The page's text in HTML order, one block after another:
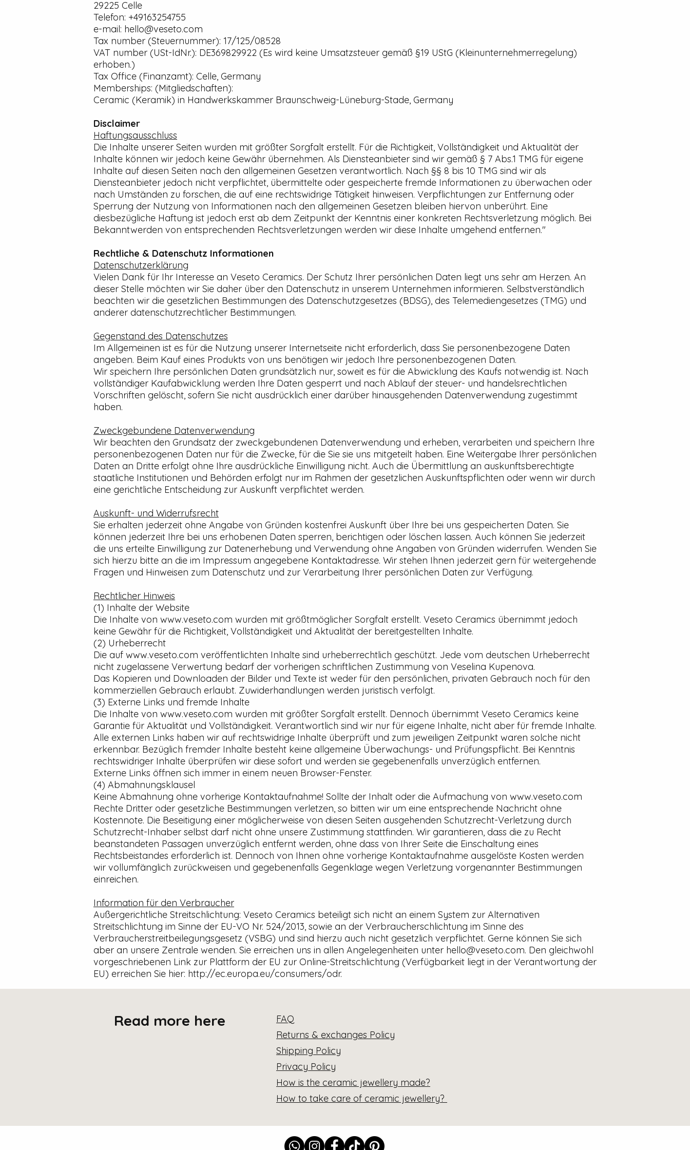
29225 Celle
Telefon: +49163254755
e-mail: hello@veseto.com
Tax number (Steuernummer): 17/125/08528
VAT number (USt-IdNr.): DE369829922 (Es wird keine Umsatzsteuer gemäß §19 UStG (Kleinunternehmerregelung)
erhoben.)
Tax Office (Finanzamt): Celle, Germany
Memberships: (Mitgliedschaften):
Ceramic (Keramik) in Handwerkskammer Braunschweig-Lüneburg-Stade, Germany
Disclaimer
Haftungsausschluss
Die Inhalte unserer Seiten wurden mit größter Sorgfalt erstellt. Für die Richtigkeit, Vollständigkeit und Aktualität der
Inhalte können wir jedoch keine Gewähr übernehmen. Als Diensteanbieter sind wir gemäß § 7 Abs.1 TMG für eigene
Inhalte auf diesen Seiten nach den allgemeinen Gesetzen verantwortlich. Nach §§ 8 bis 10 TMG sind wir als
Diensteanbieter jedoch nicht verpflichtet, übermittelte oder gespeicherte fremde Informationen zu überwachen oder
nach Umständen zu forschen, die auf eine rechtswidrige Tätigkeit hinweisen. Verpflichtungen zur Entfernung oder
Sperrung der Nutzung von Informationen nach den allgemeinen Gesetzen bleiben hiervon unberührt. Eine
diesbezügliche Haftung ist jedoch erst ab dem Zeitpunkt der Kenntnis einer konkreten Rechtsverletzung möglich. Bei
Bekanntwerden von entsprechenden Rechtsverletzungen werden wir diese Inhalte umgehend entfernen."
Rechtliche & Datenschutz Informationen
Datenschutzerklärung
Vielen Dank für Ihr Interesse an Veseto Ceramics. Der Schutz Ihrer persönlichen Daten liegt uns sehr am Herzen. An
dieser Stelle möchten wir Sie daher über den Datenschutz in unserem Unternehmen informieren. Selbstverständlich
beachten wir die gesetzlichen Bestimmungen des Datenschutzgesetzes (BDSG), des Telemediengesetzes (TMG) und
anderer datenschutzrechtlicher Bestimmungen.
Gegenstand des Datenschutzes
Im Allgemeinen ist es für die Nutzung unserer Internetseite nicht erforderlich, dass Sie personenbezogene Daten
angeben. Beim Kauf eines Produkts von uns benötigen wir jedoch Ihre personenbezogenen Daten.
Wir speichern Ihre persönlichen Daten grundsätzlich nur, soweit es für die Abwicklung des Kaufs notwendig ist. Nach
vollständiger Kaufabwicklung werden Ihre Daten gesperrt und nach Ablauf der steuer- und handelsrechtlichen
Vorschriften gelöscht, sofern Sie nicht ausdrücklich einer darüber hinausgehenden Datenverwendung zugestimmt
haben.
Zweckgebundene Datenverwendung
Wir beachten den Grundsatz der zweckgebundenen Datenverwendung und erheben, verarbeiten und speichern Ihre
personenbezogenen Daten nur für die Zwecke, für die Sie sie uns mitgeteilt haben. Eine Weitergabe Ihrer persönlichen
Daten an Dritte erfolgt ohne Ihre ausdrückliche Einwilligung nicht. Auch die Übermittlung an auskunftsberechtigte
staatliche Institutionen und Behörden erfolgt nur im Rahmen der gesetzlichen Auskunftspflichten oder wenn wir durch
eine gerichtliche Entscheidung zur Auskunft verpflichtet werden.
Auskunft- und Widerrufsrecht
Sie erhalten jederzeit ohne Angabe von Gründen kostenfrei Auskunft über Ihre bei uns gespeicherten Daten. Sie
können jederzeit Ihre bei uns erhobenen Daten sperren, berichtigen oder löschen lassen. Auch können Sie jederzeit
die uns erteilte Einwilligung zur Datenerhebung und Verwendung ohne Angaben von Gründen widerrufen. Wenden Sie
sich hierzu bitte an die im Impressum angegebene Kontaktadresse. Wir stehen Ihnen jederzeit gern für weitergehende
Fragen und Hinweisen zum Datenschutz und zur Verarbeitung Ihrer persönlichen Daten zur Verfügung.
Rechtlicher Hinweis
(1) Inhalte der Website
Die Inhalte von www.veseto.com wurden mit größtmöglicher Sorgfalt erstellt. Veseto Ceramics übernimmt jedoch
keine Gewähr für die Richtigkeit, Vollständigkeit und Aktualität der bereitgestellten Inhalte.
(2) Urheberrecht
Die auf www.veseto.com veröffentlichten Inhalte sind urheberrechtlich geschützt. Jede vom deutschen Urheberrecht
nicht zugelassene Verwertung bedarf der vorherigen schriftlichen Zustimmung von Veselina Kupenova.
Das Kopieren und Downloaden der Bilder und Texte ist weder für den persönlichen, privaten Gebrauch noch für den
kommerziellen Gebrauch erlaubt. Zuwiderhandlungen werden juristisch verfolgt.
(3) Externe Links und fremde Inhalte
Die Inhalte von www.veseto.com wurden mit größter Sorgfalt erstellt. Dennoch übernimmt Veseto Ceramics keine
Garantie für Aktualität und Vollständigkeit. Verantwortlich sind wir nur für eigene Inhalte, nicht aber für fremde Inhalte.
Alle externen Links haben wir auf rechtswidrige Inhalte überprüft und zum jeweiligen Zeitpunkt waren solche nicht
erkennbar. Bezüglich fremder Inhalte besteht keine allgemeine Überwachungs- und Prüfungspflicht. Bei Kenntnis
rechtswidriger Inhalte überprüfen wir diese sofort und werden sie gegebenenfalls unverzüglich entfernen.
Externe Links öffnen sich immer in einem neuen Browser-Fenster.
(4) Abmahnungsklausel
Keine Abmahnung ohne vorherige Kontaktaufnahme! Sollte der Inhalt oder die Aufmachung von www.veseto.com
Rechte Dritter oder gesetzliche Bestimmungen verletzen, so bitten wir um eine entsprechende Nachricht ohne
Kostennote. Die Beseitigung einer möglicherweise von diesen Seiten ausgehenden Schutzrecht-Verletzung durch
Schutzrecht-Inhaber selbst darf nicht ohne unsere Zustimmung stattfinden. Wir garantieren, dass die zu Recht
beanstandeten Passagen unverzüglich entfernt werden, ohne dass von Ihrer Seite die Einschaltung eines
Rechtsbeistandes erforderlich ist. Dennoch von Ihnen ohne vorherige Kontaktaufnahme ausgelöste Kosten werden
wir vollumfänglich zurückweisen und gegebenenfalls Gegenklage wegen Verletzung vorgenannter Bestimmungen
einreichen.
Information für den Verbraucher
Außergerichtliche Streitschlichtung: Veseto Ceramics beteiligt sich nicht an einem System zur Alternativen
Streitschlichtung im Sinne der EU-VO Nr. 524/2013, sowie an der Verbraucherschlichtung im Sinne des
Verbraucherstreitbeilegungsgesetz (VSBG) und sind hierzu auch nicht gesetzlich verpflichtet. Gerne können Sie sich
aber an unsere Zentrale wenden. Sie erreichen uns in allen Angelegenheiten unter hello@veseto.com. Den gleichwohl
vorgeschriebenen Link zur Plattform der EU zur Online-Streitschlichtung (Verfügbarkeit liegt in der Verantwortung der
EU) erreichen Sie hier: http://ec.europa.eu/consumers/odr.
Read more here
FAQ
Returns & exchanges Policy
Shipping Policy
Privacy Policy
How is the ceramic jewellery made?
How to take care of ceramic jewellery?